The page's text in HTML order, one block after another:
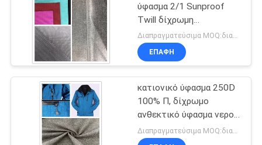
ύφασμα 2/1 Sunproof
Twill δίχρωμη
ελασματοποίηση νησιών
θάλασσας
Διαπραγματεύσιμα MOQ:διαπραγμάτευση
ΕΠΑΦΉ
κατιονικό ύφασμα 250D
100% Π, δίχρωμο
ανθεκτικό ύφασμα νερού
επιστρώματος ελαφρύ Διαπραγματεύσιμα MOQ:διαπραγμάτευση